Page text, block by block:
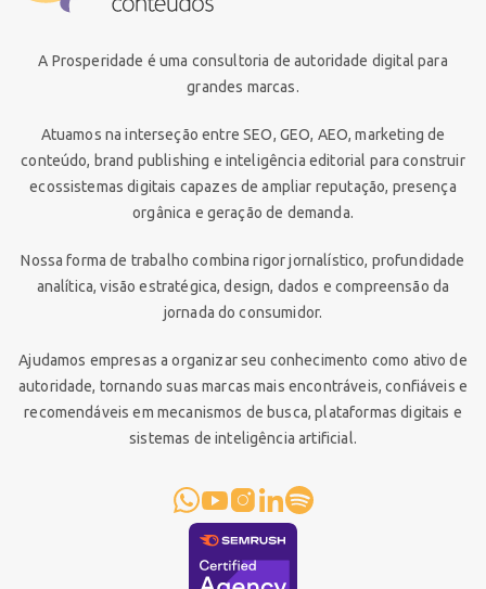
A Prosperidade é uma consultoria de autoridade digital para
grandes marcas.
Atuamos na interseção entre SEO, GEO, AEO, marketing de
conteúdo, brand publishing e inteligência editorial para construir
ecossistemas digitais capazes de ampliar reputação, presença
orgânica e geração de demanda.
Nossa forma de trabalho combina rigor jornalístico, profundidade
analítica, visão estratégica, design, dados e compreensão da
jornada do consumidor.
Ajudamos empresas a organizar seu conhecimento como ativo de
autoridade, tornando suas marcas mais encontráveis, confiáveis e
recomendáveis em mecanismos de busca, plataformas digitais e
sistemas de inteligência artificial.